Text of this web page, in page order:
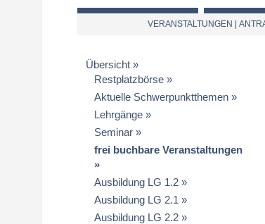
VERANSTALTUNGEN
Übersicht
Restplatzbörse
Aktuelle Schwerpunktthemen
Lehrgänge
Seminar
frei buchbare Veranstaltungen
Ausbildung LG 1.2
Ausbildung LG 2.1
Ausbildung LG 2.2